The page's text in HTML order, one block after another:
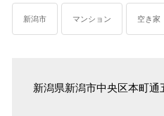
新潟市 マンション 空き家
新潟県新潟市中央区本町通